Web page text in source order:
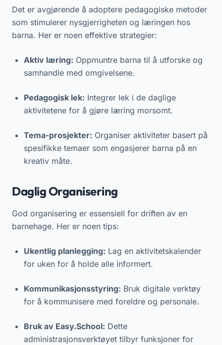
Det er avgjørende å adoptere pedagogiske metoder
som stimulerer nysgjerrigheten og læringen hos
barna. Her er noen effektive strategier:
Aktiv læring: Oppmuntre barna til å utforske og
samhandle med omgivelsene.
Pedagogisk lek: Integrer lek i de daglige
aktivitetene for å gjøre læring morsomt.
Tema-prosjekter: Organiser aktiviteter basert på
spesifikke temaer som engasjerer barna på en
kreativ måte.
Daglig Organisering
God organisering er essensiell for driften av en
barnehage. Her er noen tips:
Ukentlig planlegging: Lag en aktivitetskalender
for uken for å holde alle informert.
Kommunikasjonsstyring: Bruk digitale verktøy
for å kommunisere med foreldre og personale.
Bruk av Easy.School: Dette
administrasjonsverktøyet tilbyr funksjoner for